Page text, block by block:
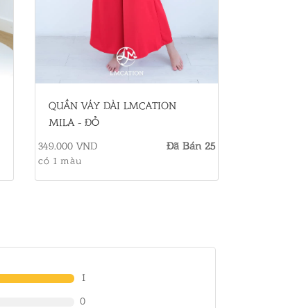
QUẦN VÁY DÀI LMCATION
MILA - ĐỎ
349.000 VND
có 1 màu
Đã Bán 25
1
0